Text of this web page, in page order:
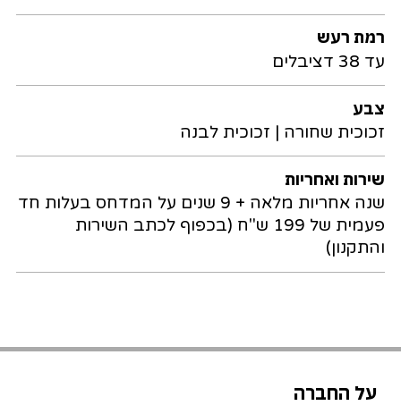
רמת רעש
עד 38 דציבלים
צבע
זכוכית שחורה | זכוכית לבנה
שירות ואחריות
שנה אחריות מלאה + 9 שנים על המדחס בעלות חד
פעמית של 199 ש"ח (בכפוף לכתב השירות
והתקנון)
על החברה